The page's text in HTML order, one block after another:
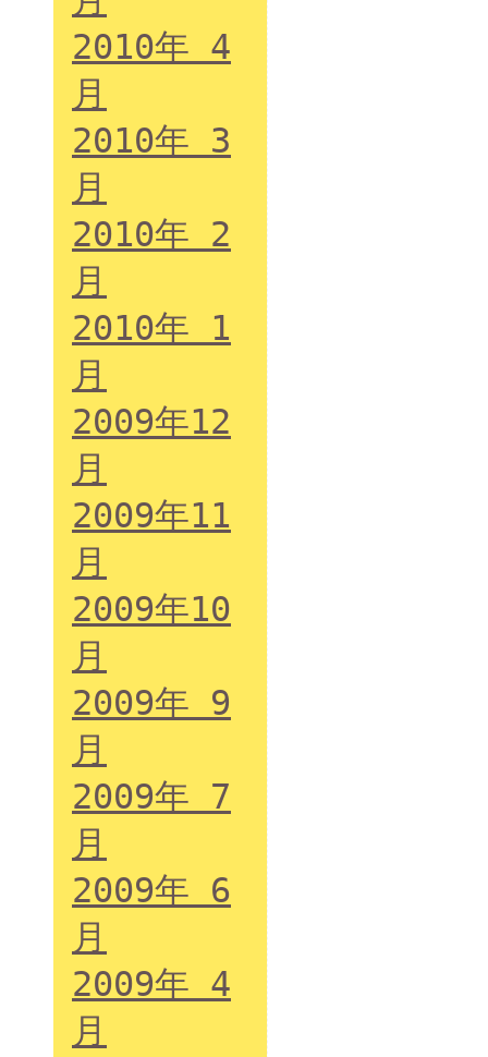
2010年 4
月
2010年 3
月
2010年 2
月
2010年 1
月
2009年12
月
2009年11
月
2009年10
月
2009年 9
月
2009年 7
月
2009年 6
月
2009年 4
月